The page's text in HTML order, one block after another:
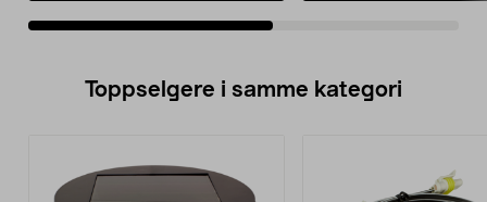
Toppselgere i samme kategori